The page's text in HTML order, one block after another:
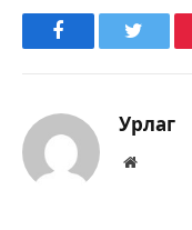
FacebookTwitter
Урлаг
Вэбсайт